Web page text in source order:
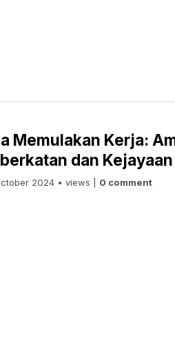
Memulakan Kerja:
dan Kejayaan
2024 • views | 0 comment